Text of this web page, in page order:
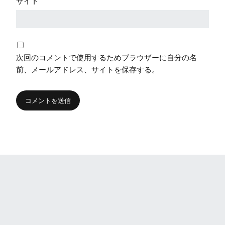
次回のコメントで使用するためブラウザーに自分の名
前、メールアドレス、サイトを保存する。